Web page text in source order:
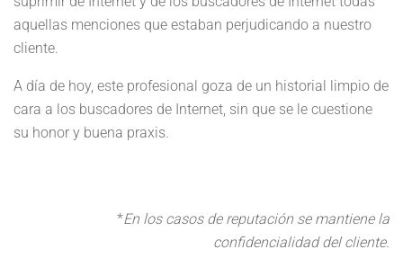
aquellas menciones que estaban perjudicando a nuestro
cliente.
A día de hoy, este profesional goza de un historial limpio de
cara a los buscadores de Internet, sin que se le cuestione
su honor y buena praxis.
*En los casos de reputación se mantiene la
confidencialidad del cliente.